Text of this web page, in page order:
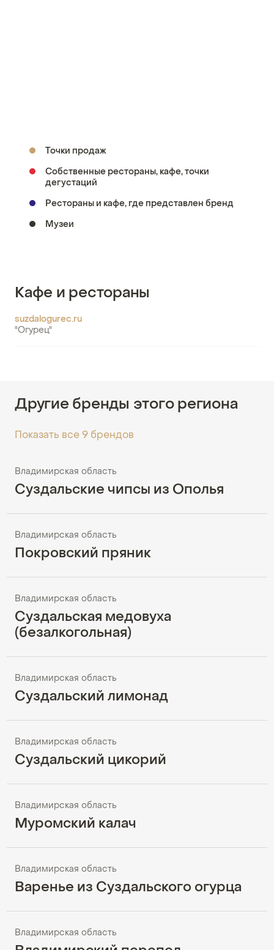
Точки продаж
Собственные рестораны, кафе, точки
дегустаций
Рестораны и кафе, где представлен бренд
Музеи
Кафе и рестораны
suzdalogurec.ru
"Огурец"
Другие бренды этого региона
Показать все 9 брендов
Владимирская область
Суздальские чипсы из Ополья
Владимирская область
Покровский пряник
Владимирская область
Суздальская медовуха
(безалкогольная)
Владимирская область
Суздальский лимонад
Владимирская область
Суздальский цикорий
Владимирская область
Муромский калач
Владимирская область
Варенье из Суздальского огурца
Владимирская область